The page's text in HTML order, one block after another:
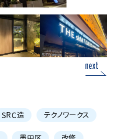
SRC造 テクノワークス